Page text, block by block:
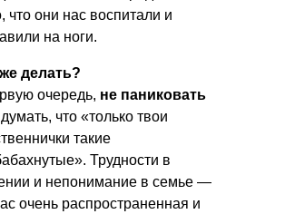
что они нас воспитали и
на ноги.
делать?
очередь, не паниковать
что «только твои
такие
Трудности в
и непонимание в семье —
очень распространенная и